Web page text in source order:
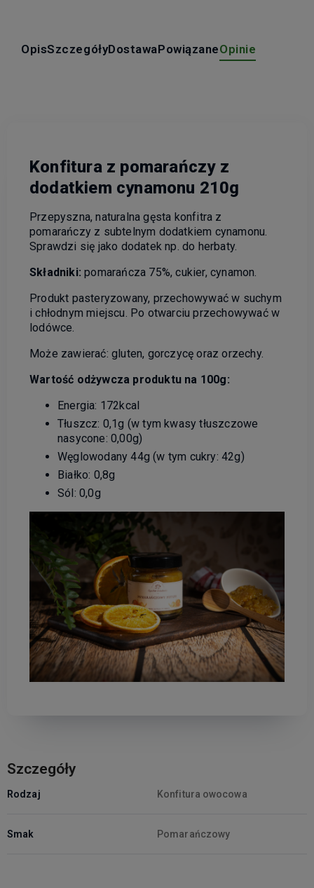
OpisSzczegółyDostawaPowiązaneOpinie
Konfitura z pomarańczy z
dodatkiem cynamonu 210g
Przepyszna, naturalna gęsta konfitra z
pomarańczy z subtelnym dodatkiem cynamonu.
Sprawdzi się jako dodatek np. do herbaty.
Składniki: pomarańcza 75%, cukier, cynamon.
Produkt pasteryzowany, przechowywać w suchym
i chłodnym miejscu. Po otwarciu przechowywać w
lodówce.
Może zawierać: gluten, gorczycę oraz orzechy.
Wartość odżywcza produktu na 100g:
Energia: 172kcal
Tłuszcz: 0,1g (w tym kwasy tłuszczowe
nasycone: 0,00g)
Węglowodany 44g (w tym cukry: 42g)
Białko: 0,8g
Sól: 0,0g
Szczegóły
Rodzaj Konfitura owocowa
Smak Pomarańczowy